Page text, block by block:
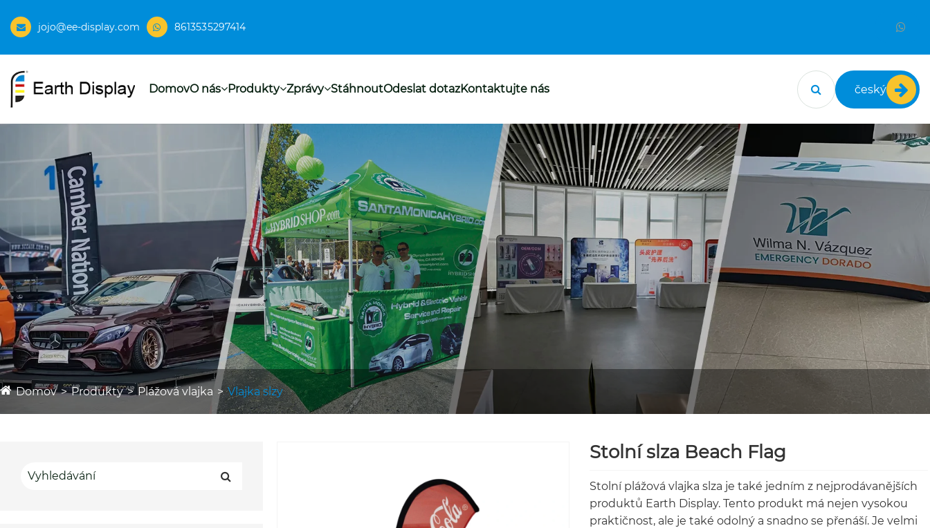
jojo@ee-display.com 8613535297414
DomovO nás Produkty Zprávy StáhnoutOdeslat dotazKontaktujte nás český
Domov Produkty Plážová vlajka Vlajka slzy
Stolní slza Beach Flag
Stolní plážová vlajka slza je také jedním z nejprodávanějších
produktů Earth Display. Tento produkt má nejen vysokou
praktičnost, ale je také odolný a snadno se přenáší. Je velmi